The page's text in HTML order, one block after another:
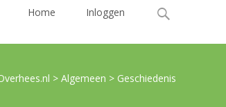
Home Inloggen
Zoek
naar:
> Algemeen > Geschiedenis